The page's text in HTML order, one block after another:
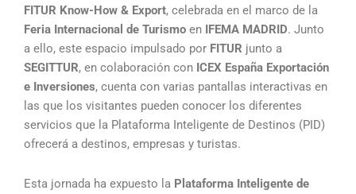
FITUR Know-How & Export, celebrada en el marco de la
Feria Internacional de Turismo en IFEMA MADRID. Junto
a ello, este espacio impulsado por FITUR junto a
SEGITTUR, en colaboración con ICEX España Exportación
e Inversiones, cuenta con varias pantallas interactivas en
las que los visitantes pueden conocer los diferentes
servicios que la Plataforma Inteligente de Destinos (PID)
ofrecerá a destinos, empresas y turistas.
Esta jornada ha expuesto la Plataforma Inteligente de